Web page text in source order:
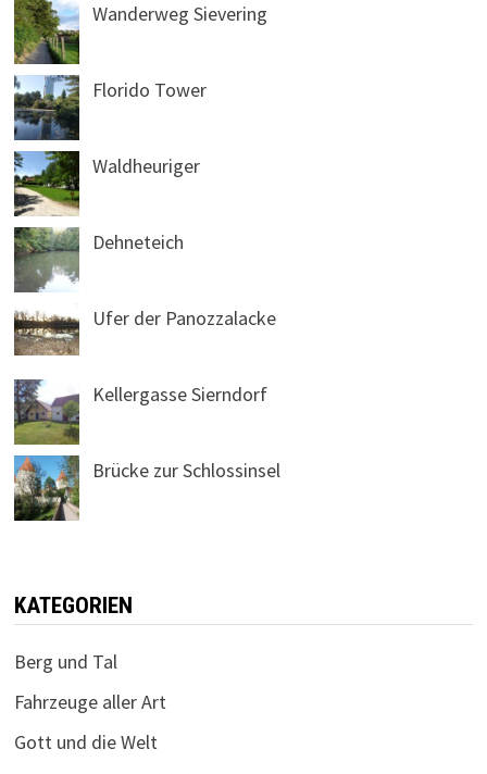
Wanderweg Sievering
Florido Tower
Waldheuriger
Dehneteich
Ufer der Panozzalacke
Kellergasse Sierndorf
Brücke zur Schlossinsel
KATEGORIEN
Berg und Tal
Fahrzeuge aller Art
Gott und die Welt